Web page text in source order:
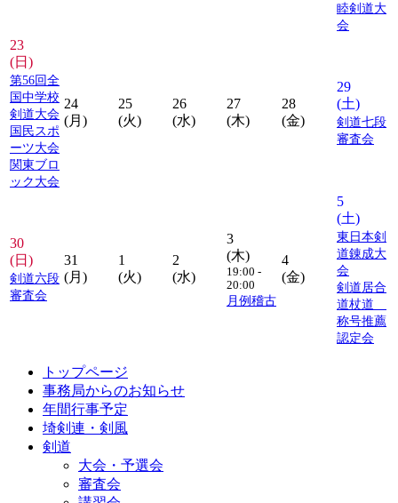
睦剣道大
会
23
(日)
第56回全
国中学校
剣道大会
国民スポ
ーツ大会
関東ブロ
ック大会
24
(月)
25
(火)
26
(水)
27
(木)
28
(金)
29
(土)
剣道七段
審査会
30
(日)
剣道六段
審査会
31
(月)
1
(火)
2
(水)
3
(木)
19:00 -
20:00
月例稽古
4
(金)
5
(土)
東日本剣
道錬成大
会
剣道居合
道杖道
称号推薦
認定会
トップページ
事務局からのお知らせ
年間行事予定
埼剣連・剣風
剣道
大会・予選会
審査会